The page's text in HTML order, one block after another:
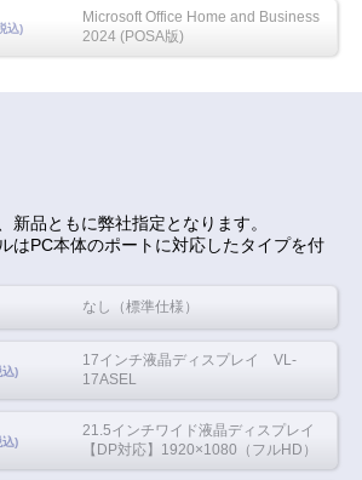
込)
Microsoft Office Home and Business
2024 (POSA版)
新品ともに弊社指定となります。
はPC本体のポートに対応したタイプを付
なし（標準仕様）
込)
17インチ液晶ディスプレイ VL-
17ASEL
込)
21.5インチワイド液晶ディスプレイ
【DP対応】1920×1080（フルHD）